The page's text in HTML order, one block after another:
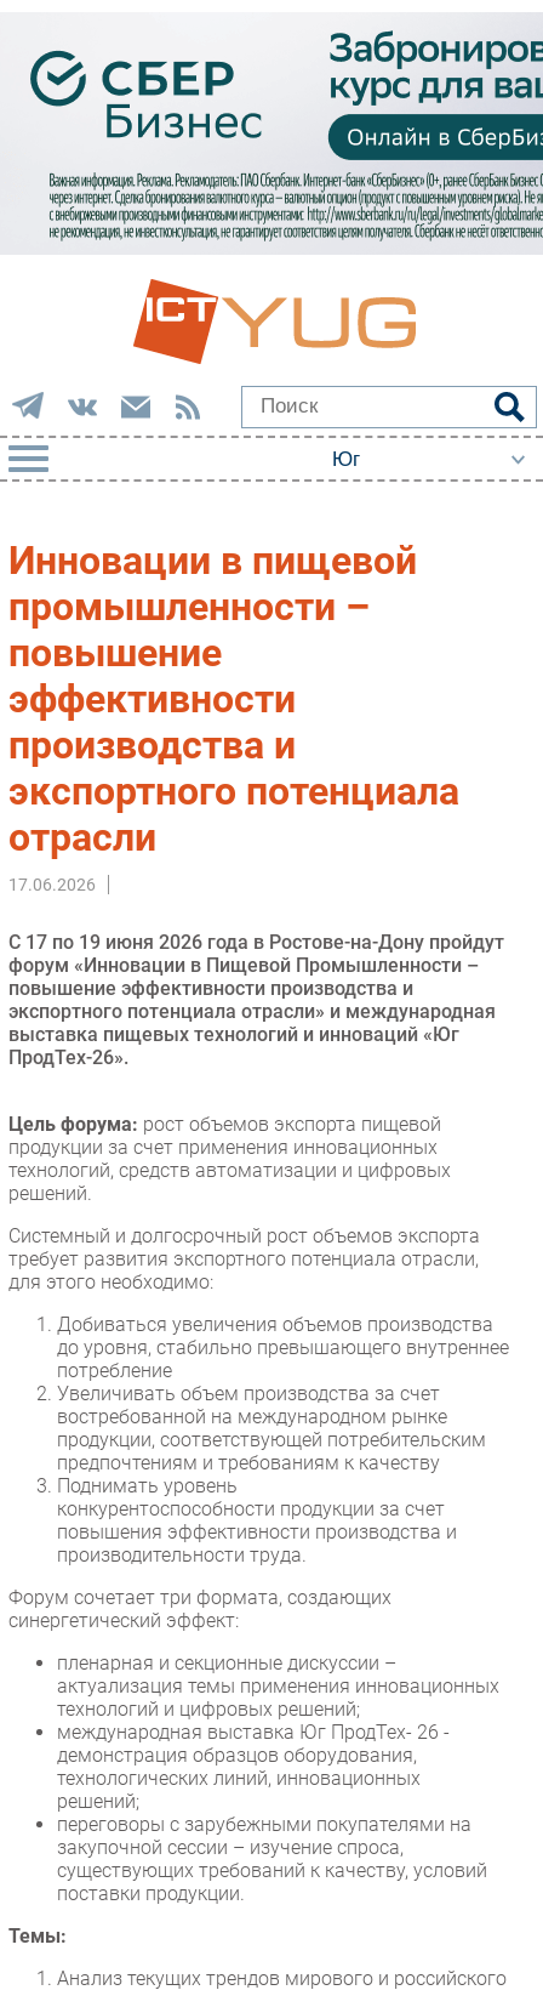
Импорто­замещение
Автоматизация Промышленности
Интернет
Фиксированная связь
Интеграция
Рынок ПК
Маркетинг
Торговые сети
Оборудование
Outsourcing
Кадры
Регулирование
Финансы
Безопасность
Инновации
CIO/Управление ИТ
Здоровье
РАЗДЕЛЫ
Новости
Аналитика
Интервью
Мероприятия
Проекты
IT класс
Каталог компаний
Инновации в пищевой
промышленности –
повышение
эффективности
производства и
экспортного потенциала
отрасли
17.06.2026
С 17 по 19 июня 2026 года в Ростове-на-Дону пройдут
форум «Инновации в Пищевой Промышленности –
повышение эффективности производства и
экспортного потенциала отрасли» и международная
выставка пищевых технологий и инноваций «Юг
ПродТех-26».
Цель форума: рост объемов экспорта пищевой
продукции за счет применения инновационных
технологий, средств автоматизации и цифровых
решений.
Системный и долгосрочный рост объемов экспорта
требует развития экспортного потенциала отрасли,
для этого необходимо:
Добиваться увеличения объемов производства
до уровня, стабильно превышающего внутреннее
потребление
Увеличивать объем производства за счет
востребованной на международном рынке
продукции, соответствующей потребительским
предпочтениям и требованиям к качеству
Поднимать уровень
конкурентоспособности продукции за счет
повышения эффективности производства и
производительности труда.
Форум сочетает три формата, создающих
синергетический эффект:
пленарная и секционные дискуссии –
актуализация темы применения инновационных
технологий и цифровых решений;
международная выставка Юг ПродТех- 26 -
демонстрация образцов оборудования,
технологических линий, инновационных
решений;
переговоры с зарубежными покупателями на
закупочной сессии – изучение спроса,
существующих требований к качеству, условий
поставки продукции.
Темы:
Анализ текущих трендов мирового и российского